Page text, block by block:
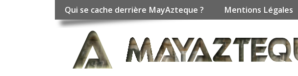
Qui se cache derrière MayAzteque ? Mentions Légales